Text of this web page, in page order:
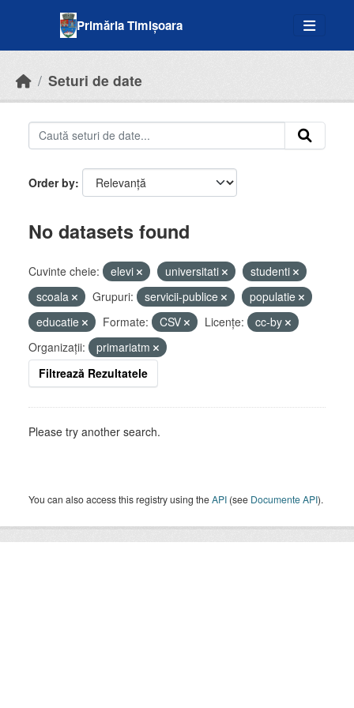
Primăria Timișoara
Seturi de date
Order by
No datasets found
Cuvinte cheie: elevi universitati
studenti
scoala
Grupuri: servicii-publice
populatie
educatie
Formate: CSV Licenţe:
cc-by
Organizații:
primariatm
Filtrează Rezultatele
Please try another search.
You can also access this registry using theAPI (see Documente API).